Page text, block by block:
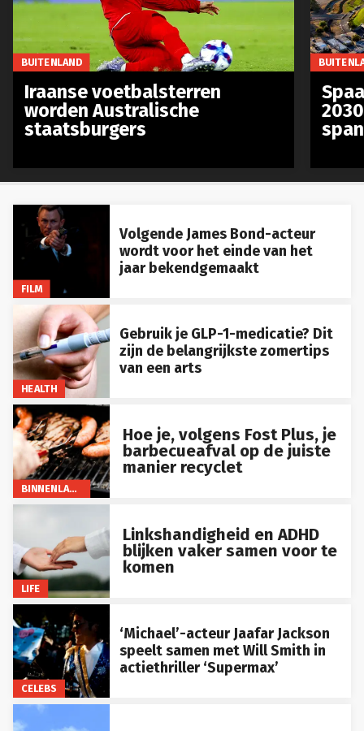
FILM
Volgende James Bond-acteur
wordt voor het einde van het
jaar bekendgemaakt
HEALTH
Gebruik je GLP-1-medicatie? Dit
zijn de belangrijkste zomertips
van een arts
BINNENLAND
Hoe je, volgens Fost Plus, je
barbecueafval op de juiste
manier recyclet
LIFE
Linkshandigheid en ADHD
blijken vaker samen voor te
komen
CELEBS
‘Michael’-acteur Jaafar Jackson
speelt samen met Will Smith in
actiethriller ‘Supermax’
BUITENLAND
Iraanse voetbalsterren
worden Australische
staatsburgers